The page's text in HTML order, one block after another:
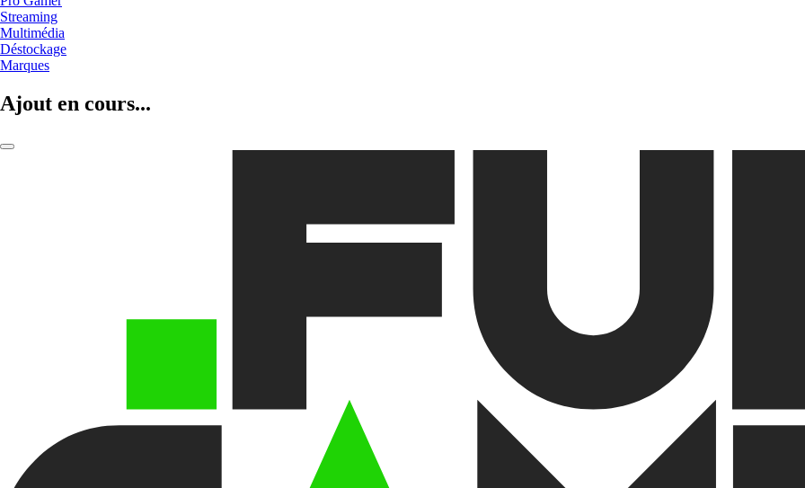
Streaming
Multimédia
Déstockage
Marques
Ajout en cours...